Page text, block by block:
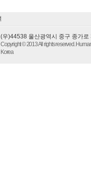
(우)44538 울산광역시 중구 종가
Copyright © 2013 All rights reserved.
Korea